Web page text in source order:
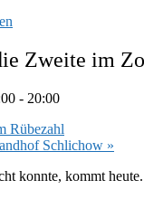
Zweite im
- 20:00
Rübezahl
Schlichow »
konnte, kommt